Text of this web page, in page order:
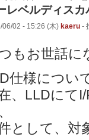
レベルディス
06/02 - 15:26 (木) kaeru -
もお世話に
仕様につい
、LLDにて
として、対